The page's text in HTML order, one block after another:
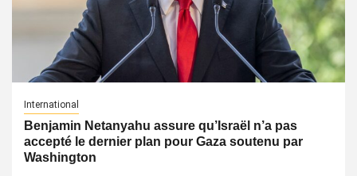
International
Benjamin Netanyahu assure qu’Israël n’a pas
accepté le dernier plan pour Gaza soutenu par
Washington